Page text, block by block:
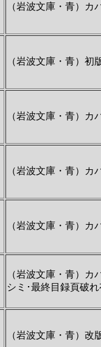
（岩波文庫・青）カ
（岩波文庫・青）初
（岩波文庫・青）カ
（岩波文庫・青）カ
（岩波文庫・青）カ
（岩波文庫・青）カ
シミ･最終目録頁破
（岩波文庫・青）改